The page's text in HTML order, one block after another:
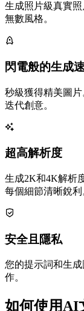
生成照片級真實
無數風格。
閃電般的生成
秒級獲得精美圖
迭代創意。
超高解析度
生成2K和4K解析
每個細節清晰銳利
安全且隱私
您的提示詞和生
作。
如何使用AI